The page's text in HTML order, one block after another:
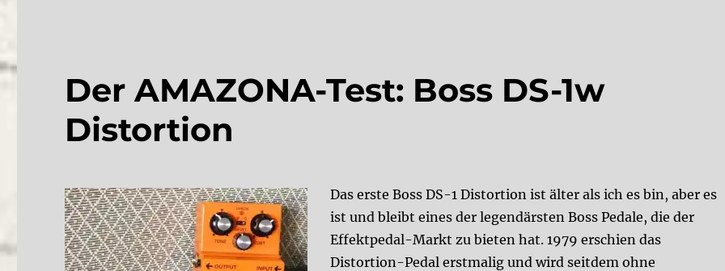
Der AMAZONA-Test: Boss DS-1w
Distortion
Das erste Boss DS-1 Distortion ist älter als ich es bin, aber es
ist und bleibt eines der legendärsten Boss Pedale, die der
Effektpedal-Markt zu bieten hat. 1979 erschien das
Distortion-Pedal erstmalig und wird seitdem ohne